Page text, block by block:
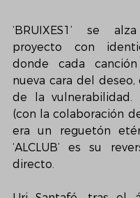
‘BRUIXES1’ se
proyecto con
donde cada
nueva cara del
de la vulnerabilidad.
(con la colaboración
era un reguetón
‘ALCLUB’ es su
directo.